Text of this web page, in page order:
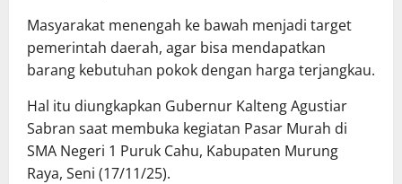
Masyarakat menengah ke bawah menjadi target
pemerintah daerah, agar bisa mendapatkan
barang kebutuhan pokok dengan harga terjangkau.
Hal itu diungkapkan Gubernur Kalteng Agustiar
Sabran saat membuka kegiatan Pasar Murah di
SMA Negeri 1 Puruk Cahu, Kabupaten Murung
Raya, Seni (17/11/25).